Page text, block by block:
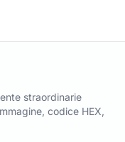
straordinarie
codice HEX,